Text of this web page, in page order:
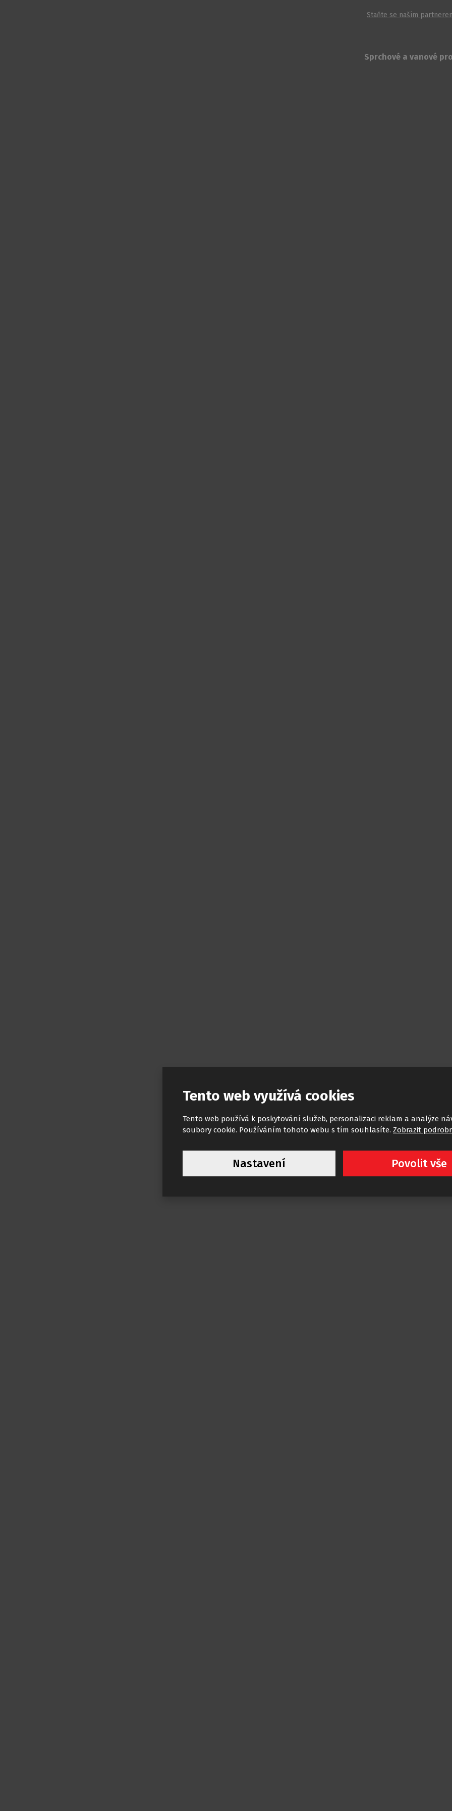
Staňte se naším
Sprchové a vanové
Tento web využívá cookies
Tento web používá k poskytování služeb, personalizaci reklam a analýze
soubory cookie. Používáním tohoto webu s tím souhlasíte. Zobrazit
Nastavení Povolit vše